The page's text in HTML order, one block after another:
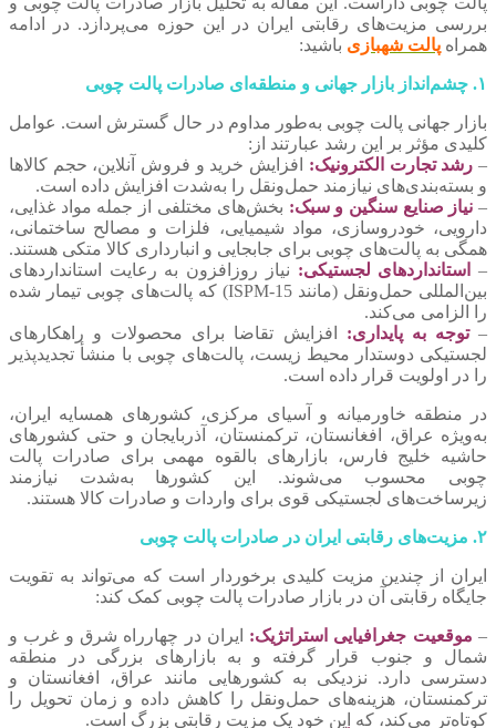
بررسی مزیت‌های رقابتی ایران در این حوزه می‌پردازد. در ادامه
همراه پالت شهبازی باشید:
۱. چشم‌انداز بازار جهانی و منطقه‌ای صادرات پالت چوبی
بازار جهانی پالت چوبی به‌طور مداوم در حال گسترش است. عوامل
کلیدی مؤثر بر این رشد عبارتند از:
– رشد تجارت الکترونیک:
افزایش خرید و فروش آنلاین، حجم کالاها
و بسته‌بندی‌های نیازمند حمل‌ونقل را به‌شدت افزایش داده است.
– نیاز صنایع سنگین و سبک: بخش‌های مختلفی از جمله مواد غذایی،
دارویی، خودروسازی، مواد شیمیایی، فلزات و مصالح ساختمانی،
همگی به پالت‌های چوبی برای جابجایی و انبارداری کالا متکی هستند.
–
استانداردهای لجستیکی: نیاز روزافزون به رعایت استانداردهای
بین‌المللی حمل‌ونقل (مانند ISPM-15) که پالت‌های چوبی تیمار شده
را الزامی می‌کند.
–توجه به پایداری:
افزایش تقاضا برای محصولات و راهکارهای
لجستیکی دوستدار محیط زیست، پالت‌های چوبی با منشأ تجدیدپذیر
را در اولویت قرار داده است.
در منطقه خاورمیانه و آسیای مرکزی، کشورهای همسایه ایران،
به‌ویژه عراق، افغانستان، ترکمنستان، آذربایجان و حتی کشورهای
حاشیه خلیج فارس، بازارهای بالقوه مهمی برای صادرات پالت
چوبی محسوب می‌شوند. این کشورها به‌شدت نیازمند
زیرساخت‌های لجستیکی قوی برای واردات و صادرات کالا هستند.
۲. مزیت‌های رقابتی ایران در صادرات پالت چوبی
ایران از چندین مزیت کلیدی برخوردار است که می‌تواند به تقویت
جایگاه رقابتی آن در بازار صادرات پالت چوبی کمک کند:
– موقعیت جغرافیایی استراتژیک: ایران در چهارراه شرق و غرب و
شمال و جنوب قرار گرفته و به بازارهای بزرگی در منطقه
دسترسی دارد. نزدیکی به کشورهایی مانند عراق، افغانستان و
ترکمنستان، هزینه‌های حمل‌ونقل را کاهش داده و زمان تحویل را
کوتاه‌تر می‌کند، که این خود یک مزیت رقابتی بزرگ است.